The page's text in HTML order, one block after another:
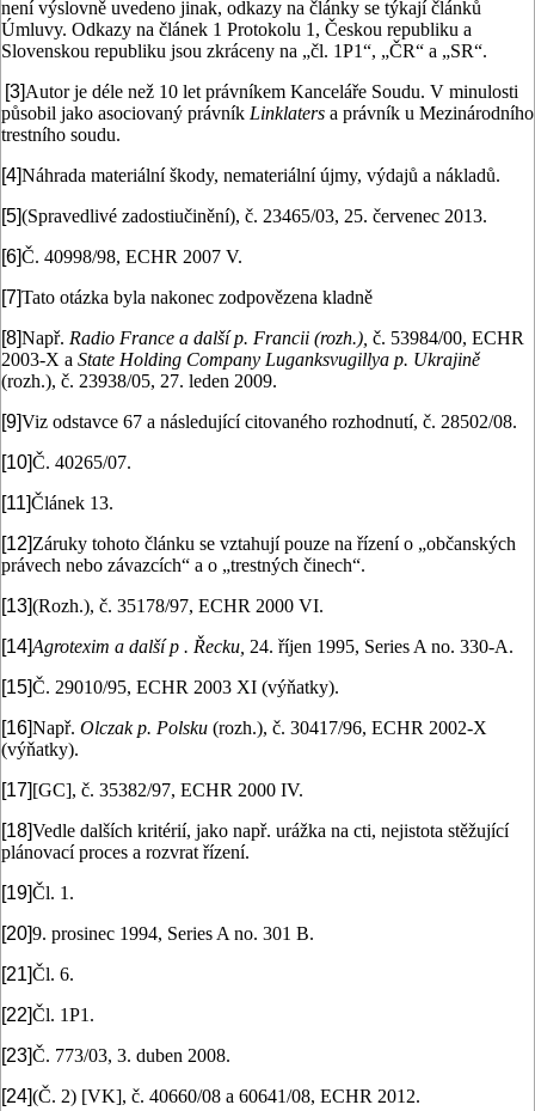
není výslovně uvedeno jinak, odkazy na články se týkají článků
Úmluvy. Odkazy na článek 1 Protokolu 1, Českou republiku a
Slovenskou republiku jsou zkráceny na „čl. 1P1“, „ČR“ a „SR“.
[3]Autor je déle než 10 let právníkem Kanceláře Soudu. V minulosti
působil jako asociovaný právník Linklaters a právník u Mezinárodního
trestního soudu.
[4]Náhrada materiální škody, nemateriální újmy, výdajů a nákladů.
[5](Spravedlivé zadostiučinění), č. 23465/03, 25. červenec 2013.
[6]Č. 40998/98, ECHR 2007 V.
[7]Tato otázka byla nakonec zodpovězena kladně
[8]Např. Radio France a další p. Francii (rozh.), č. 53984/00, ECHR
2003-X a State Holding Company Luganksvugillya p. Ukrajině
(rozh.), č. 23938/05, 27. leden 2009.
[9]Viz odstavce 67 a následující citovaného rozhodnutí, č. 28502/08.
[10]Č. 40265/07.
[11]Článek 13.
[12]Záruky tohoto článku se vztahují pouze na řízení o „občanských
právech nebo závazcích“ a o „trestných činech“.
[13](Rozh.), č. 35178/97, ECHR 2000 VI.
[14]Agrotexim a další p . Řecku, 24. říjen 1995, Series A no. 330-A.
[15]Č. 29010/95, ECHR 2003 XI (výňatky).
[16]Např. Olczak p. Polsku (rozh.), č. 30417/96, ECHR 2002-X
(výňatky).
[17][GC], č. 35382/97, ECHR 2000 IV.
[18]Vedle dalších kritérií, jako např. urážka na cti, nejistota stěžující
plánovací proces a rozvrat řízení.
[19]Čl. 1.
[20]9. prosinec 1994, Series A no. 301 B.
[21]Čl. 6.
[22]Čl. 1P1.
[23]Č. 773/03, 3. duben 2008.
[24](Č. 2) [VK], č. 40660/08 a 60641/08, ECHR 2012.